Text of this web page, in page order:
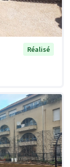
Réalisé